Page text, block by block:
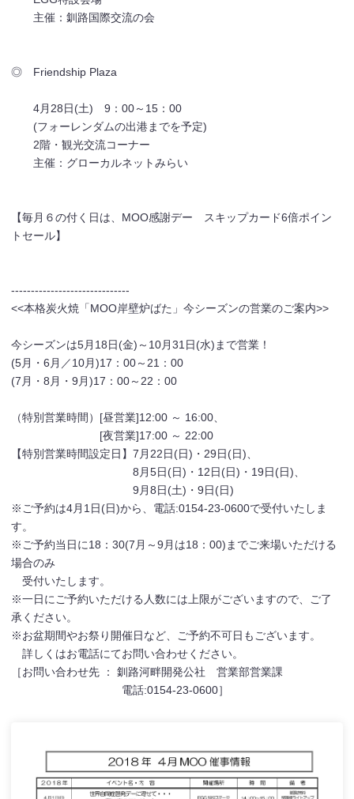
主催：釧路国際交流の会
◎ Friendship Plaza
4月28日(土) 9：00～15：00
(フォーレンダムの出港までを予定)
2階・観光交流コーナー
主催：グローカルネットみらい
【毎月６の付く日は、MOO感謝デー スキップカード6倍ポイン
トセール】
------------------------------
<<本格炭火焼「MOO岸壁炉ばた」今シーズンの営業のご案内>>
今シーズンは5月18日(金)～10月31日(水)まで営業！
(5月・6月／10月)17：00～21：00
(7月・8月・9月)17：00～22：00
（特別営業時間）[昼営業]12:00 ～ 16:00、
[夜営業]17:00 ～ 22:00
【特別営業時間設定日】7月22日(日)・29日(日)、
8月5日(日)・12日(日)・19日(日)、
9月8日(土)・9日(日)
※ご予約は4月1日(日)から、電話:0154-23-0600で受付いたしま
す。
※ご予約当日に18：30(7月～9月は18：00)までご来場いただける
場合のみ
受付いたします。
※一日にご予約いただける人数には上限がございますので、ご了
承ください。
※お盆期間やお祭り開催日など、ご予約不可日もございます。
詳しくはお電話にてお問い合わせください。
［お問い合わせ先 ： 釧路河畔開発公社 営業部営業課
電話:0154-23-0600］